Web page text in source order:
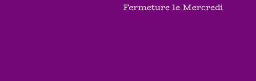
Fermeture le Mercredi